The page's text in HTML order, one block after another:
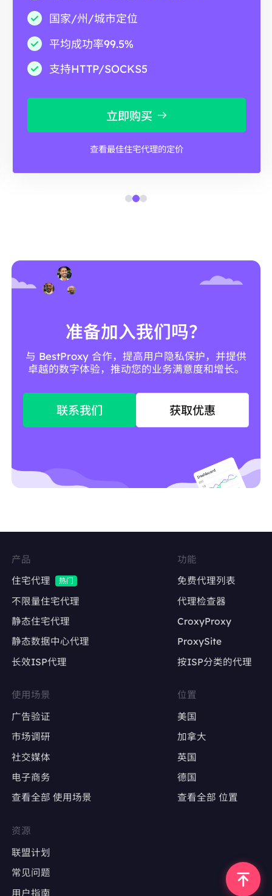
国家/州/城市定位
平均成功率99.5%
支持HTTP/SOCKS5
立即购买
查看最佳住宅代理的定价
准备加入我们吗？
与 BestProxy 合作，提高用户隐私保护，并提供
卓越的数字体验，推动您的业务满意度和增长。
联系我们 获取优惠
产品
住宅代理
热门
不限量住宅代理
静态住宅代理
静态数据中心代理
长效ISP代理
功能
免费代理列表
代理检查器
CroxyProxy
ProxySite
按ISP分类的代理
使用场景
广告验证
市场调研
社交媒体
电子商务
查看全部 使用场景
位置
美国
加拿大
英国
德国
查看全部 位置
资源
联盟计划
常见问题
用户指南